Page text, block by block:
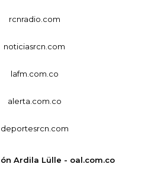
rcnradio.com
noticiasrcn.com
lafm.com.co
alerta.com.co
deportesrcn.com
Ardila Lülle - oal.com.co